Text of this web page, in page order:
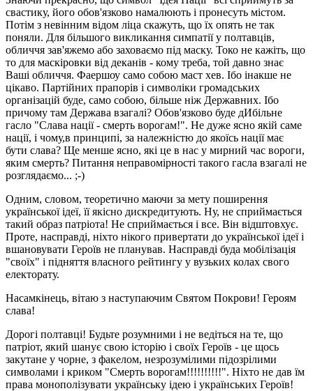
свастику, його обов'язково намалюють і пронесуть містом.
Потім з невінним відом ліца скажуть, що їх опять не так
поняли. Для більшого викликання симпатії у полтавців,
обличчя зав'яжемо або заховаємо під маску. Токо не кажіть, що
то для маскіровки від деканів - кому треба, той давно знає
Ваші обличчя. Фаершоу само собою маст хев. Ібо інакше не
цікаво. Партійних прапорів і символіки громадських
організацій буде, само собою, більше ніж Державних. Ібо
причому там Держава взагалі? Обов'язково буде дИбільне
гасло "Слава нації - смерть ворогам!". Не дуже ясно якій саме
нації, і чому,в принципі, за належністю до якоїсь нації має
бути слава? Ще менше ясно, які це в нас у мирний час вороги,
яким смерть? Питання неправомірності такого гасла взагалі не
розглядаємо... ;-)
Одним, словом, теоретично маючи за мету поширення
української ідеї, її якісно дискредитують. Ну, не сприймається
такий образ патріота! Не сприймається і все. Він відштовхує.
Проте, насправді, ніхто нікого привертати до української ідеї і
вшановувати Героїв не планував. Насправді буда мобілізація
"своїх" і підняття власного рейтингу у вузьких колах свого
електорату.
Насамкінець, вітаю з наступаючим Святом Покрови! Героям
слава!
Дорогі полтавці! Будьте розумними і не ведіться на те, що
патріот, який шанує свою історію і своїх Героїв - це щось
закутане у чорне, з факелом, незрозумілими підозрілими
символами і криком "Смерть ворогам!!!!!!!!!!". Ніхто не дав їм
права монополізувати українську ідею і українських Героїв!